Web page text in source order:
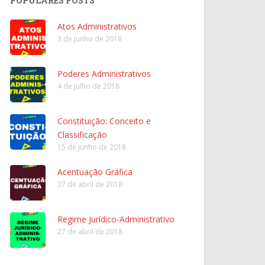
Atos Administrativos
3 de junho de 2018
Poderes Administrativos
4 de julho de 2018
Constituição: Conceito e
Classificação
15 de junho de 2018
Acentuação Gráfica
27 de abril de 2018
Regime Jurídico-Administrativo
27 de abril de 2018